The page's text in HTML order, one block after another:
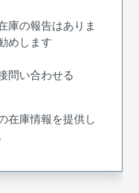
庫の報告はありま
めします
問い合わせる
在庫情報を提供し